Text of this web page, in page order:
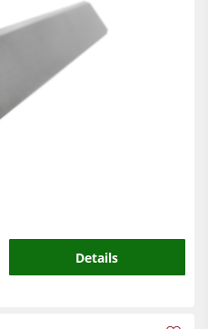
Details